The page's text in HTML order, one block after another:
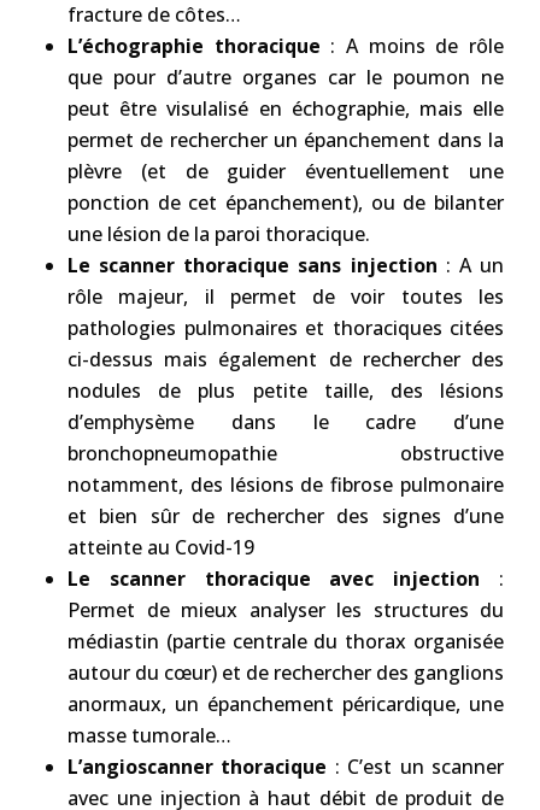
fracture de côtes…
L’échographie thoracique : A moins de rôle
que pour d’autre organes car le poumon ne
peut être visulalisé en échographie, mais elle
permet de rechercher un épanchement dans la
plèvre (et de guider éventuellement une
ponction de cet épanchement), ou de bilanter
une lésion de la paroi thoracique.
Le scanner thoracique sans injection : A un
rôle majeur, il permet de voir toutes les
pathologies pulmonaires et thoraciques citées
ci-dessus mais également de rechercher des
nodules de plus petite taille, des lésions
d’emphysème dans le cadre d’une
bronchopneumopathie obstructive
notamment, des lésions de fibrose pulmonaire
et bien sûr de rechercher des signes d’une
atteinte au Covid-19
Le scanner thoracique avec injection :
Permet de mieux analyser les structures du
médiastin (partie centrale du thorax organisée
autour du cœur) et de rechercher des ganglions
anormaux, un épanchement péricardique, une
masse tumorale…
L’angioscanner thoracique : C’est un scanner
avec une injection à haut débit de produit de